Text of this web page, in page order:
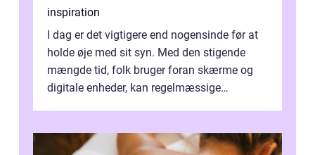
inspiration
I dag er det vigtigere end nogensinde før at
holde øje med sit syn. Med den stigende
mængde tid, folk bruger foran skærme og
digitale enheder, kan regelmæssige